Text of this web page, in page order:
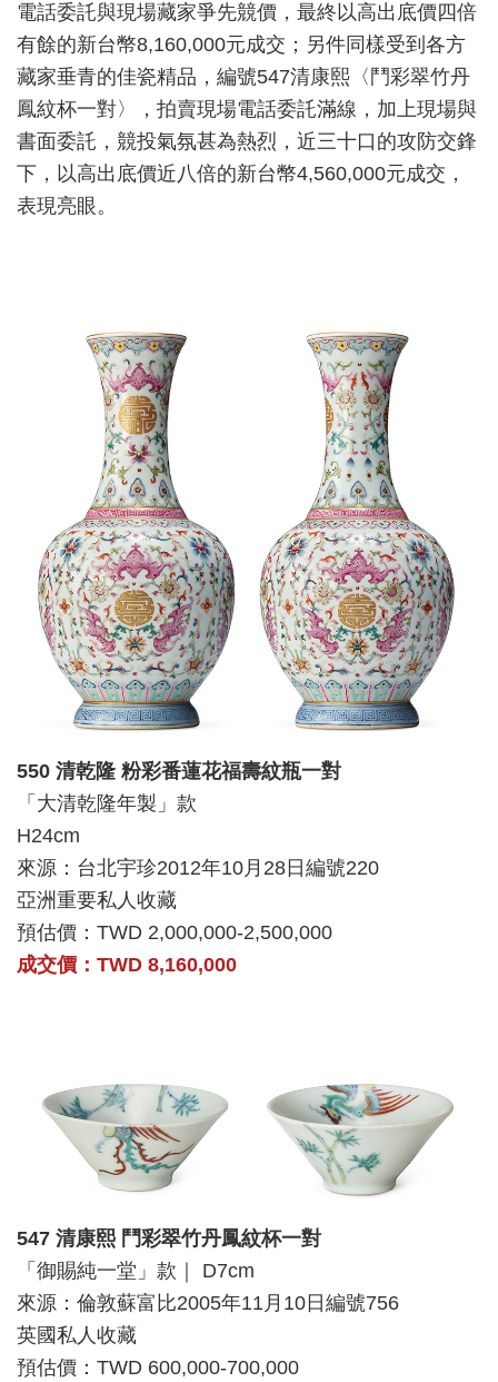
電話委託與現場藏家爭先競價，最終以高出底價四倍
有餘的新台幣8,160,000元成交；另件同樣受到各方
藏家垂青的佳瓷精品，編號547清康熙〈鬥彩翠竹丹
鳳紋杯一對〉，拍賣現場電話委託滿線，加上現場與
書面委託，競投氣氛甚為熱烈，近三十口的攻防交鋒
下，以高出底價近八倍的新台幣4,560,000元成交，
表現亮眼。
550 清乾隆 粉彩番蓮花福壽紋瓶一對
「大清乾隆年製」款
H24cm
來源：台北宇珍2012年10月28日編號220
亞洲重要私人收藏
預估價：TWD 2,000,000-2,500,000
成交價：TWD 8,160,000
547 清康熙 鬥彩翠竹丹鳳紋杯一對
「御賜純一堂」款｜ D7cm
來源：倫敦蘇富比2005年11月10日編號756
英國私人收藏
預估價：TWD 600,000-700,000